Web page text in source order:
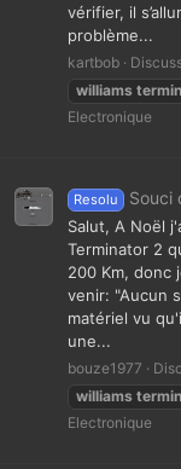
vérifier, il
problème...
kartbob
williams
Electronique
Resolu Souci
Salut, A Noël
Terminator 2
200 Km, donc
venir: "Aucun
matériel vu
une...
bouze1977
williams
Electronique